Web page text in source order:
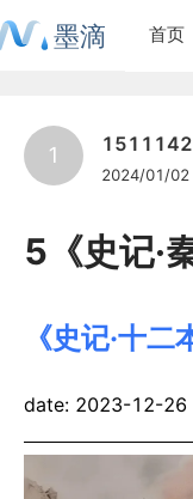
墨滴 首页
1
2024/01/02
5《史记·
《史记·十二
date: 2023-12-26